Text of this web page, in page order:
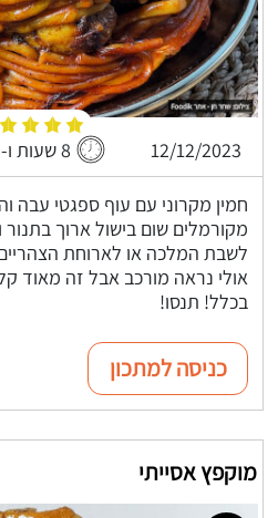
12/12/2023 8 שעות ו-20 דקות
חמין מקרוני עם עוף ספגטי עבה
מקורמלים שום בישול ארוך
לשבת המלכה או לארוחת
אולי נראה מורכב אבל זה מאוד
בכלל! תנסו!
כניסה למתכון
מוקפץ אסייתי